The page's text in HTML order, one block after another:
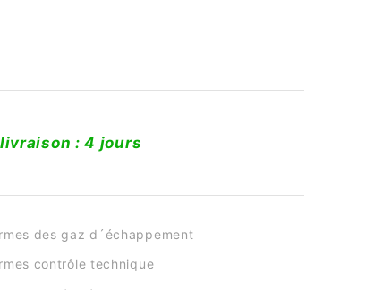
: 4 jours
des gaz d´échappement
contrôle technique